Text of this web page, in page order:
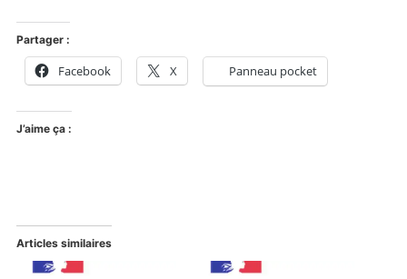
Partager :
Facebook X Panneau pocket
J’aime ça :
Articles similaires